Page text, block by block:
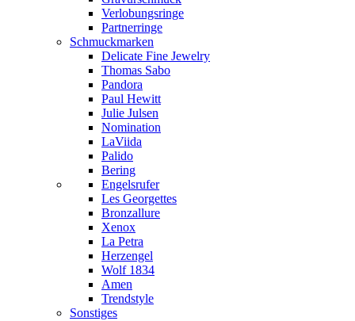
Verlobungsringe
Partnerringe
Schmuckmarken
Delicate Fine Jewelry
Thomas Sabo
Pandora
Paul Hewitt
Julie Julsen
Nomination
LaViida
Palido
Bering
Engelsrufer
Les Georgettes
Bronzallure
Xenox
La Petra
Herzengel
Wolf 1834
Amen
Trendstyle
Sonstiges